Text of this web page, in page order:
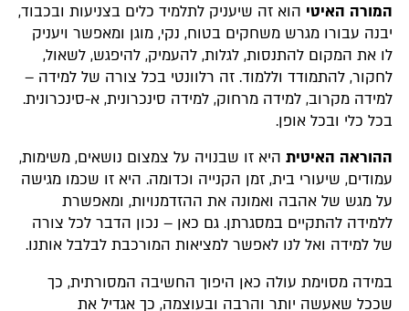
המורה האיטי הוא זה שיעניק לתלמיד כלים בצניעות ובכבוד,
יבנה עבורו מגרש משחקים בטוח, נקי, מוגן ומאפשר ויעניק
לו את המקום להתנסות, לגלות, להעמיק, להיפגש, לשאול,
לחקור, להתמודד וללמוד. זה רלוונטי בכל צורה של למידה –
למידה מקרוב, למידה מרחוק, למידה סינכרונית, א-סינכרונית.
בכל כלי ובכל אופן.
ההוראה האיטיתהיא זו שבנויה על צמצום נושאים, משימות,
עמודים, שיעורי בית, זמן הקנייה וכדומה. היא זו שכמו מגישה
על מגש של אהבה ואמונה את ההזדמנויות, ומאפשרת
ללמידה להתקיים במסגרתן. גם כאן – נכון הדבר לכל צורה
של למידה ואל לנו לאפשר למציאות המורכבת לבלבל אותנו.
במידה מסוימת עולה כאן היפוך החשיבה המסורתית, כך
שככל שאעשה יותר והרבה ובעוצמה, כך אגדיל את